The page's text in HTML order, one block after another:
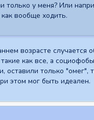
только у меня? Или
вообще ходить.
возрасте
как все, а
оставили только
этом мог быть идеален.